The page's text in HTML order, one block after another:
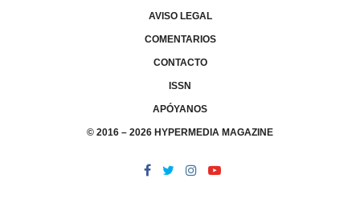
AVISO LEGAL
COMENTARIOS
CONTACTO
ISSN
APÓYANOS
© 2016 – 2026 HYPERMEDIA MAGAZINE